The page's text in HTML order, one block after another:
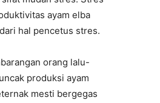
ayam elba
hal pencetus stres.
orang lalu-
produksi ayam
mesti bergegas